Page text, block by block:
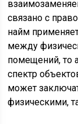
связано с
найм
между
помещений, то
спектр
может
физическими,